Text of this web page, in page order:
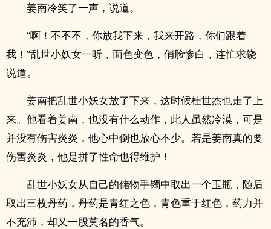
姜南冷笑了一声，说道。
“啊！不不不，你放我下来，我来开路，你们跟着
我！”乱世小妖女一听，面色变色，俏脸惨白，连忙求饶
说道。
姜南把乱世小妖女放了下来，这时候杜世杰也走了上
来。他看着姜南，也没有什么动作，此人虽然冷漠，可是
并没有伤害炎炎，他心中倒也放心不少。若是姜南真的要
伤害炎炎，他是拼了性命也得维护！
乱世小妖女从自己的储物手镯中取出一个玉瓶，随后
取出三枚丹药，丹药是青红之色，青色重于红色，药力并
不充沛，却又一股莫名的香气。